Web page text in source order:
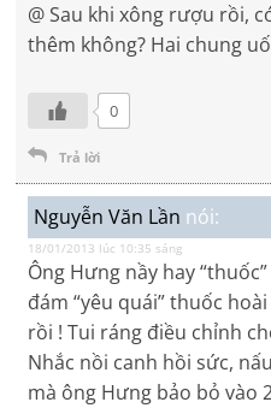
@ Sau khi xông rượu rồi,
thêm không? Hai chung
0
Trả lời
Nguyễn Văn Lần nói:
18/01/2013 lúc 10:35 sáng
Ông Hưng nầy hay
đám “yêu quái” thuốc
rồi ! Tui ráng điều chỉnh
Nhắc nồi canh hồi sức,
mà ông Hưng bảo bỏ vào